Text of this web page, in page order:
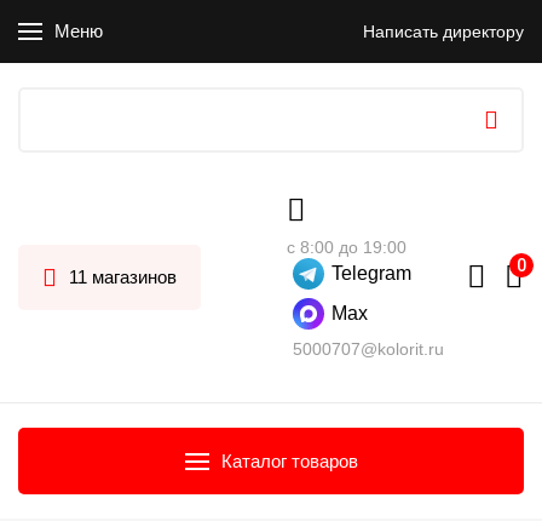
Меню Написать директору
11 магазинов
с 8:00 до 19:00
Telegram
Max
5000707@kolorit.ru
Каталог товаров